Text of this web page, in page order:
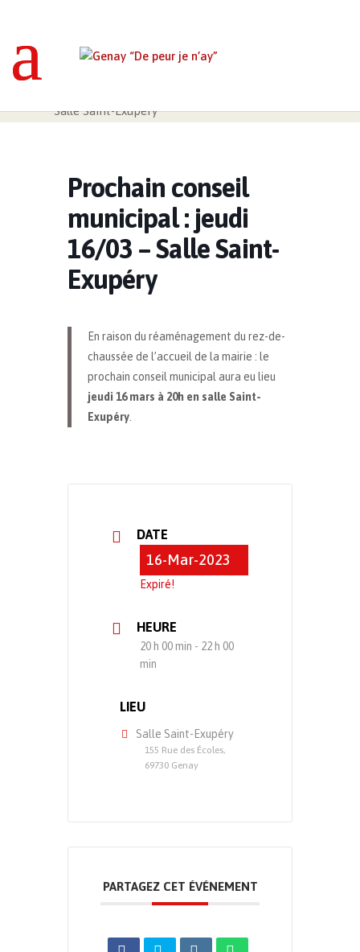
Salle Saint-Exupéry
Prochain conseil
municipal : jeudi
16/03 – Salle Saint-
Exupéry
En raison du réaménagement du rez-de-
chaussée de l’accueil de la mairie : le
prochain conseil municipal aura eu lieu
jeudi 16 mars à 20h en salle Saint-
Exupéry
DATE
16-Mar-2023
Expiré!
HEURE
20 h 00 min - 22 h 00
min
LIEU
Salle Saint-Exupéry
155 Rue des Écoles,
69730 Genay
PARTAGEZ CET ÉVÉNEMENT